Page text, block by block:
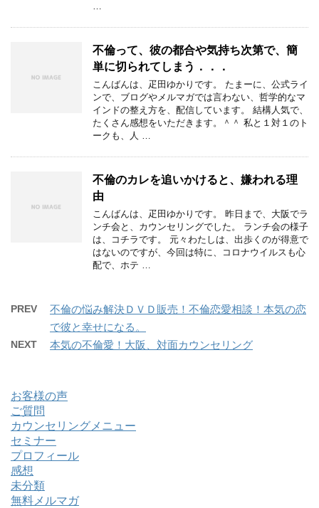
…
不倫って、彼の都合や気持ち次第で、簡
単に切られてしまう．．．
こんばんは、疋田ゆかりです。 たまーに、公式ライ
ンで、ブログやメルマガでは言わない、哲学的なマ
インドの整え方を、配信しています。 結構人気で、
たくさん感想をいただきます。＾＾ 私と１対１のト
ークも、人 …
不倫のカレを追いかけると、嫌われる理
由
こんばんは、疋田ゆかりです。 昨日まで、大阪でラ
ンチ会と、カウンセリングでした。 ランチ会の様子
は、コチラです。 元々わたしは、出歩くのが得意で
はないのですが、今回は特に、コロナウイルスも心
配で、ホテ …
PREV
不倫の悩み解決ＤＶＤ販売！不倫恋愛相談！本気の恋
で彼と幸せになる。
NEXT 本気の不倫愛！大阪、対面カウンセリング
お客様の声
ご質問
カウンセリングメニュー
セミナー
プロフィール
感想
未分類
無料メルマガ